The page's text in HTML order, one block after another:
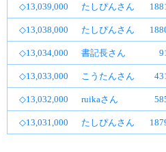
◇13,039,000 たしぴんさん
◇13,038,000 たしぴんさん
◇13,034,000 書記長さん
◇13,033,000 こうたんさん
◇13,032,000 ruikaさん
◇13,031,000 たしぴんさん